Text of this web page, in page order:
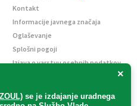
×
se je izdajanje uradnega
Kontakt
Informacije javnega značaja
Oglaševanje
Splošni pogoji
Izjava o varstvu osebnih podatkov